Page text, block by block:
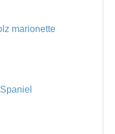
marionette